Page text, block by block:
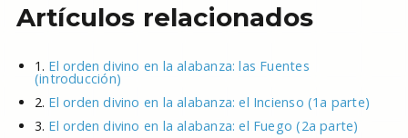
Artículos relacionados
1. El orden divino en la alabanza: las Fuentes
(introducción)
2. El orden divino en la alabanza: el Incienso (1a parte)
3. El orden divino en la alabanza: el Fuego (2a parte)